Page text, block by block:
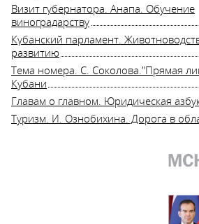
Визит губернатора. Анапа. Обучение
виноградарству
Кубанский парламент.
развитию
Тема номера. С. Соколова."Прямая
Кубани
Главам о главном. Юридическая
Туризм. И. Ознобихина. Дорога в